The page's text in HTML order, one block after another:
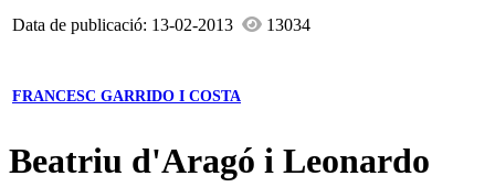
Data de publicació: 13-02-2013
13034
FRANCESC GARRIDO I COSTA
Beatriu d'Aragó i Leonardo